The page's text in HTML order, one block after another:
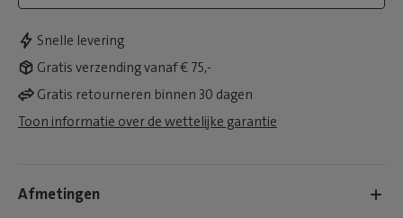
Snelle levering
Gratis verzending vanaf € 75,-
Gratis retourneren binnen 30 dagen
Toon informatie over de wettelijke garantie
Afmetingen